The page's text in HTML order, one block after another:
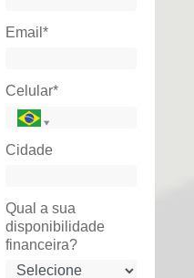
Email*
Celular*
Cidade
Qual a sua
disponibilidade
financeira?